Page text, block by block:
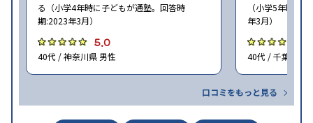
る（小学4年時に子どもが通塾。回答時
期:2023年3月）
5.0
40代 / 神奈川県 男性
（小学5年時に
年3月）
40代 / 千葉県 女
口コミをもっと見る